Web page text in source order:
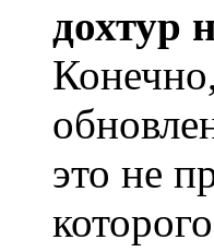
дохтур
это не